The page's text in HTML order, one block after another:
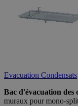
Evacuation Condensats
Bac d'évacuation des
muraux pour mono-